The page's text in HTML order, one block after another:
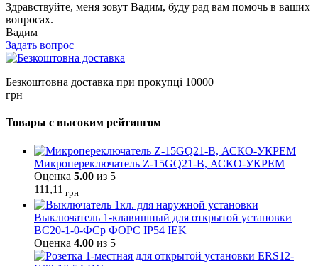
Здравствуйте, меня зовут Вадим, буду рад вам помочь в ваших
вопросах.
Вадим
Задать вопрос
Безкоштовна доставка при прокупці 10000
грн
Товары с высоким рейтингом
Микропереключатель Z-15GQ21-B, АСКО-УКРЕМ
Оценка 5.00 из 5
111,11 грн
Выключатель 1-клавишный для открытой установки
ВС20-1-0-ФСр ФОРС IP54 IEK
Оценка 4.00 из 5